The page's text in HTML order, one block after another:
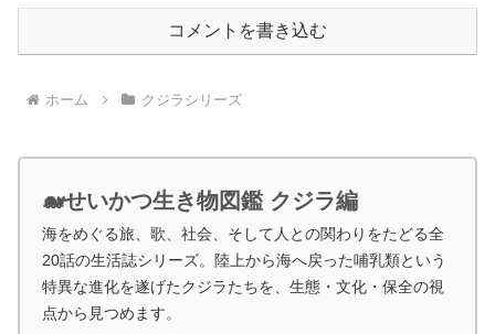
コメントを書き込む
ホーム クジラシリーズ
🐋せいかつ生き物図鑑 クジラ編
海をめぐる旅、歌、社会、そして人との関わりをたどる全
20話の生活誌シリーズ。陸上から海へ戻った哺乳類という
特異な進化を遂げたクジラたちを、生態・文化・保全の視
点から見つめます。